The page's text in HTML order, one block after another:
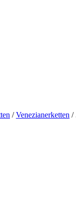
/Venezianerketten /